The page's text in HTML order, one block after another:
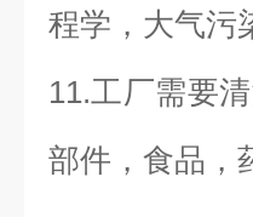
程学，大气污
11.工厂需要
部件，食品，